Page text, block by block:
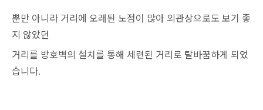
뿐만 아니라 거리에 오래된 노점이 많아 외관상으로도 보기 좋
지 않았던
거리를 방호벽의 설치를 통해 세련된 거리로 탈바꿈하게 되었
습니다.